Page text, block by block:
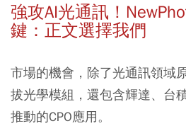
強攻AI光通訊！
鍵：正文選擇我們
市場的機會，除了光通訊領域
拔光學模組，還包含輝達、台
推動的CPO應用。